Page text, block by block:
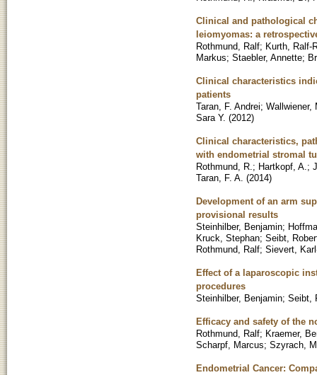
Clinical and pathological
leiomyomas: a
Rothmund, Ralf; Kurth, Ralf-
Markus; Staebler, Annette;
Clinical characteristics
patients
Taran, F. Andrei; Wallwiener,
Sara Y. (2012)
Clinical characteristics,
with endometrial stromal
Rothmund, R. ; Hartkopf, A. ;
Taran, F. A. (2014)
Development of an arm
provisional results
Steinhilber, Benjamin;
Kruck, Stephan; Seibt,
Rothmund, Ralf; Sievert,
Effect of a laparoscopic
procedures
Steinhilber, Benjamin; Seibt,
Efficacy and safety of the
Rothmund, Ralf; Kraemer,
Scharpf, Marcus; Szyrach,
Endometrial Cancer: